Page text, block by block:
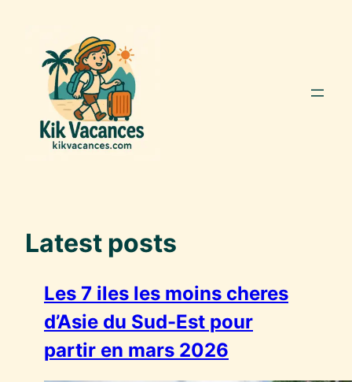
contenu
Latest posts
Les 7 iles les moins cheres
d’Asie du Sud-Est pour
partir en mars 2026